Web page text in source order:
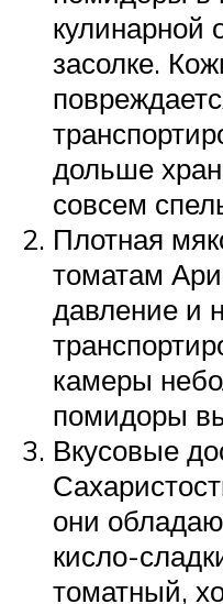
кулинарной
засолке.
дольше
совсем
Плотная
томатам
давление и
камеры
помидоры
Вкусовые
они
кисло-
томатный,